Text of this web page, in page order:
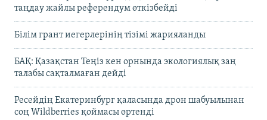
таңдау жайлы референдум өткізбейді
Білім грант иегерлерінің тізімі жарияланды
БАҚ: Қазақстан Теңіз кен орнында экологиялық заң
талабы сақталмаған дейді
Ресейдің Екатеринбург қаласында дрон шабуылынан
соң Wildberries қоймасы өртенді